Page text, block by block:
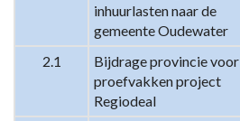
inhuurlasten naar de
gemeente Oudewater
2.1
Bijdrage provincie voor
proefvakken project
Regiodeal